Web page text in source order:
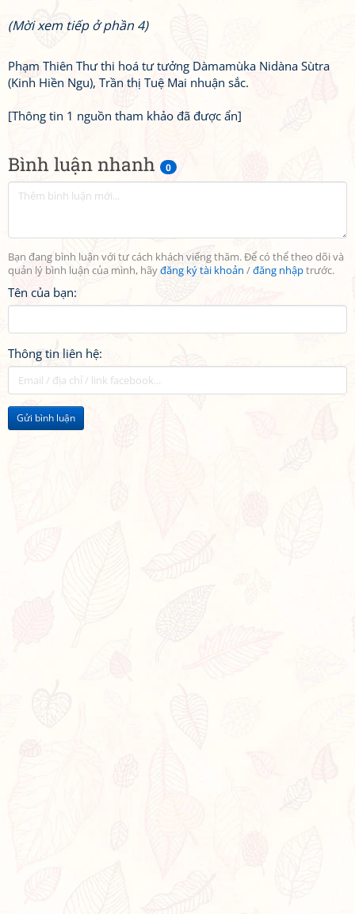
Bình luận nhanh 0
Bạn đang bình luận với tư cách khách viếng thăm. Để có thể theo dõi và
quản lý bình luận của mình, hãyđăng ký tài khoản /đăng nhậptrước.
Tên của bạn:
Thông tin liên hệ:
Gửi bình luận
(Mời xem tiếp ở phần 4)
Phạm Thiên Thư thi hoá tư tưởng Dàmamùka Nidàna Sùtra
(Kinh Hiền Ngu), Trần thị Tuệ Mai nhuận sắc.
[Thông tin 1 nguồn tham khảo đã được ẩn]